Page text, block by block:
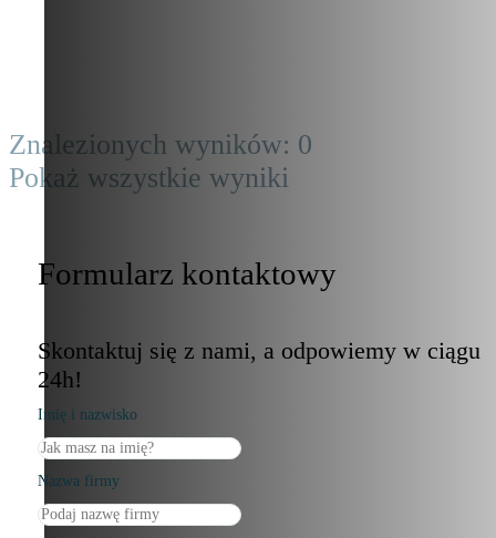
Znalezionych wyników: 0
Pokaż wszystkie wyniki
Formularz kontaktowy
Skontaktuj się z nami, a odpowiemy w ciągu
24h!
Imię i nazwisko
Nazwa firmy